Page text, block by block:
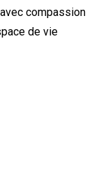
compassion
de vie